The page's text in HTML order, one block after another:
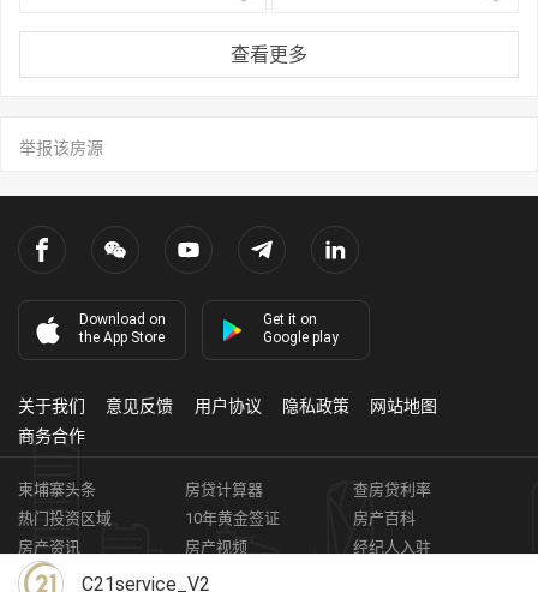
查看更多
举报该房源
C21service_V2
Download on
the App Store
Get it on
Google play
关于我们 意见反馈 用户协议 隐私政策
网站地图
商务合作
柬埔寨头条 房贷计算器
查房贷利率
热门投资区域
10年黄金签证
房产百科
房产资讯
房产视频
经纪人入驻
获取客资
柬埔寨房地产APP